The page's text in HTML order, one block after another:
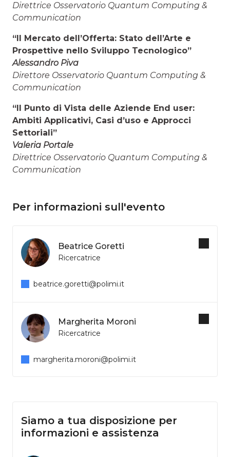
Direttrice Osservatorio Quantum Computing &
Communication
“Il Mercato dell’Offerta: Stato dell’Arte e
Prospettive nello Sviluppo Tecnologico”
Alessandro Piva
Direttore Osservatorio Quantum Computing &
Communication
“Il Punto di Vista delle Aziende End user:
Ambiti Applicativi, Casi d’uso e Approcci
Settoriali”
Valeria Portale
Direttrice Osservatorio Quantum Computing &
Communication
Per informazioni sull'evento
Beatrice Goretti
Ricercatrice
beatrice.goretti@polimi.it
Margherita Moroni
Ricercatrice
margherita.moroni@polimi.it
Siamo a tua disposizione per
informazioni e assistenza